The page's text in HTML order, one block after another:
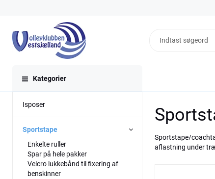
Kategorier
Isposer
Sportstape
Enkelte ruller
Spar på hele pakker
Velcro lukkebånd til fixering af
benskinner
Sportstape/
aflastning under